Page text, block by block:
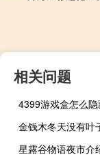
相关问题
4399游戏盒怎么
金钱木冬天没有叶
星露谷物语夜市介